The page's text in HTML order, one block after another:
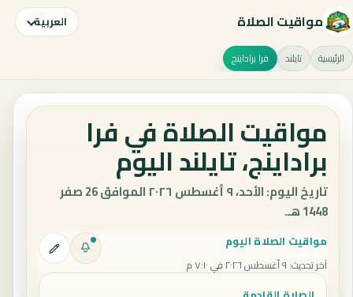
مواقيت الصلاة العربية
الرئيسية تايلند فرا براداينج
مواقيت الصلاة في فرا
براداينج، تايلند اليوم
تاريخ اليوم: الأحد، ٩ أغسطس ٢٠٢٦ الموافق 26 صفر
1448 هـ.
مواقيت الصلاة اليوم
آخر تحديث: ٩ أغسطس ٢٠٢٦ في ٧:١٠ م